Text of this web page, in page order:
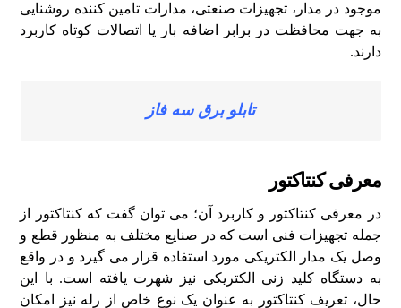
موجود در مدار، تجهیزات صنعتی، مدارات تامین‌ کننده روشنایی
به جهت محافظت در برابر اضافه بار یا اتصالات کوتاه کاربرد
دارند.
تابلو برق سه فاز
معرفی کنتاکتور
در معرفی کنتاکتور و کاربرد آن؛ می‌ توان گفت که کنتاکتور از
جمله تجهیزات فنی است که در صنایع مختلف به منظور قطع و
وصل یک مدار الکتریکی مورد استفاده قرار می‌ گیرد و در واقع
به دستگاه کلید زنی الکتریکی نیز شهرت یافته است. با این
حال، تعریف کنتاکتور به عنوان یک نوع خاص از رله نیز امکان‌